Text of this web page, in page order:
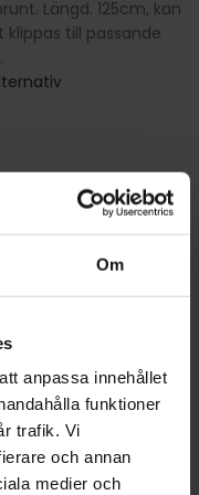
Om
anpassa innehållet
funktioner
trafik. Vi
och annan
medier och
Längd. 125cm, kan
klippas till passande
i svart läder.
125cm, kan enkelt